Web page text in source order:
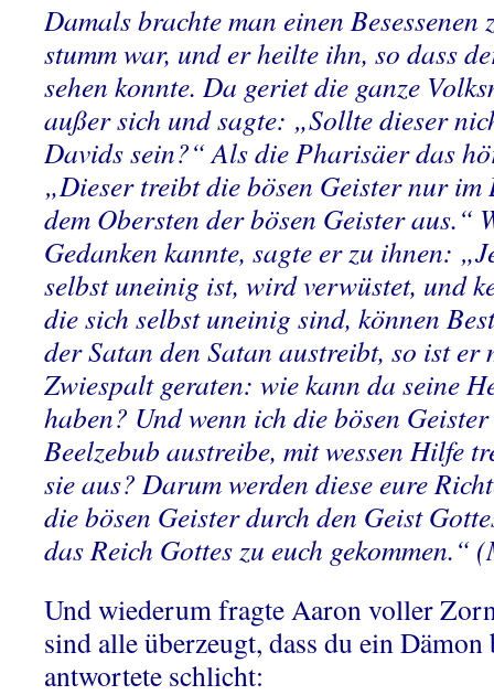
Damals brachte man einen
stumm war, und er heilte ihn, so dass
sehen konnte. Da geriet die ganze
außer sich und sagte: „Sollte dieser
Davids sein?“ Als die Pharisäer das
„Dieser treibt die bösen Geister nur im
dem Obersten der bösen Geister aus.“
Gedanken kannte, sagte er zu ihnen:
selbst uneinig ist, wird verwüstet, und
die sich selbst uneinig sind, können
der Satan den Satan austreibt, so ist er
Zwiespalt geraten: wie kann da seine
haben? Und wenn ich die bösen
Beelzebub austreibe, mit wessen Hilfe
sie aus? Darum werden diese eure
die bösen Geister durch den Geist
das Reich Gottes zu euch
Und wiederum fragte Aaron voller
sind alle überzeugt, dass du ein
antwortete schlicht: